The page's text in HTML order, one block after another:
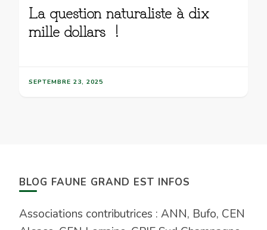
La question naturaliste à dix
mille dollars !
SEPTEMBRE 23, 2025
BLOG FAUNE GRAND EST INFOS
Associations contributrices : ANN, Bufo, CEN